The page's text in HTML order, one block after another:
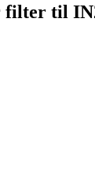
filter til